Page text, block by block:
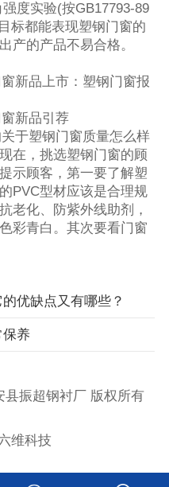
度实验(按GB17793-89
标都能表现塑钢门窗的
产的产品不易合格。
新品上市：塑钢门窗报
新品引荐
于塑钢门窗质量怎么样
在，挑选塑钢门窗的顾
示顾客，第一要了解塑
PVC型材应该是合理规
老化、防紫外线助剂，
彩青白。其次要看门窗
优缺点又有哪些？
养
县振超钢衬厂 版权所有
维科技